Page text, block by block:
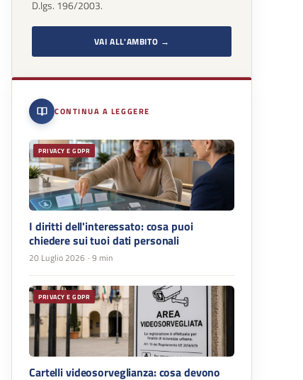
D.lgs. 196/2003.
VAI ALL'AMBITO →
CONTINUA A LEGGERE
PRIVACY E GDPR
I diritti dell'interessato: cosa puoi
chiedere sui tuoi dati personali
20 Luglio 2026 · 9 min
PRIVACY E GDPR
Cartelli videosorveglianza: cosa devono